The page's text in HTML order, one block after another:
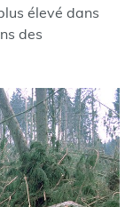
élevé dans
des